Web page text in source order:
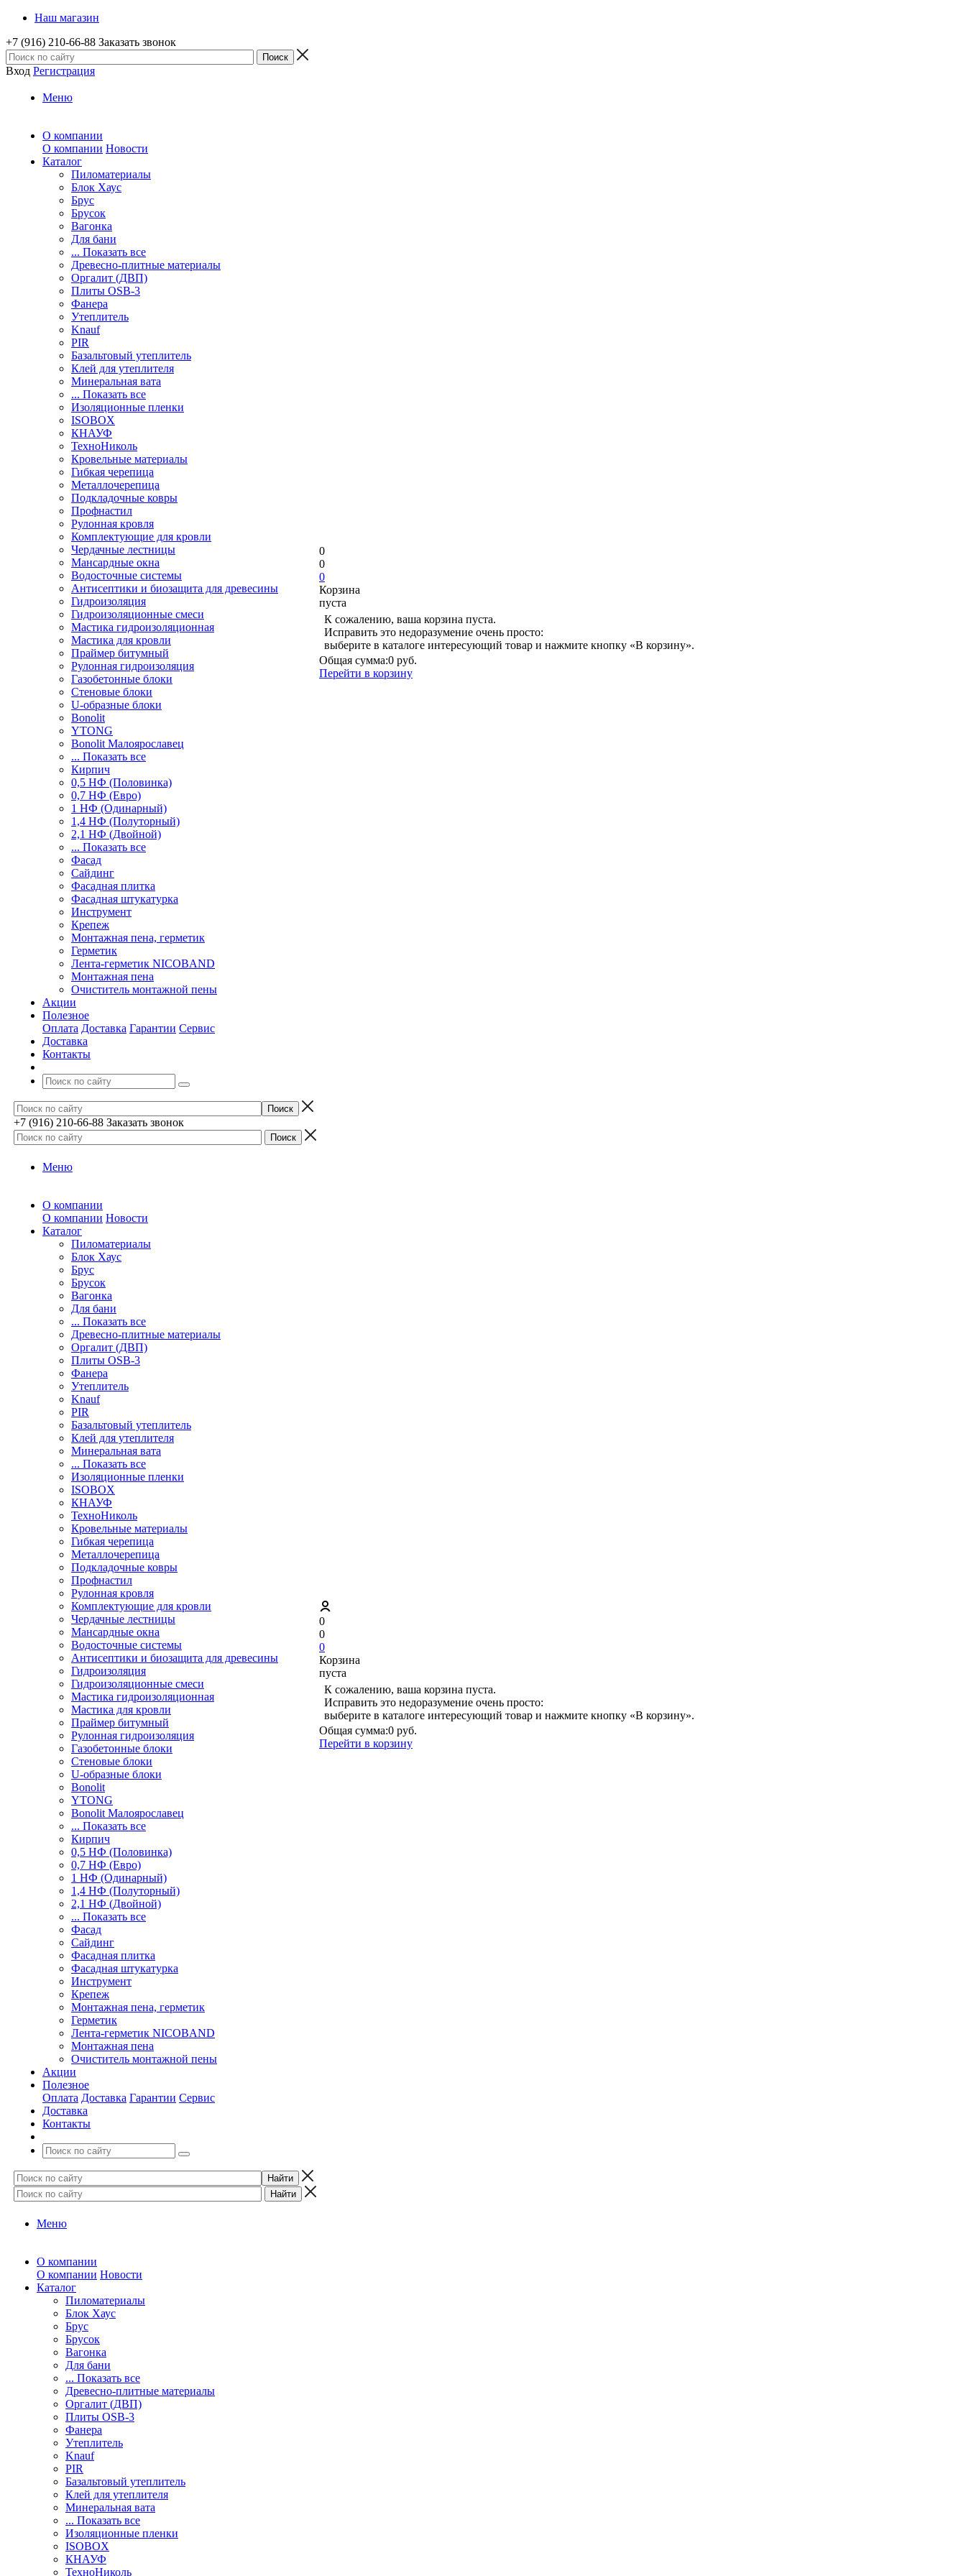
Наш магазин
+7 (916) 210-66-88 Заказать звонок
Вход Регистрация
Меню
О компании
О компании Новости
Каталог
Пиломатериалы
Блок Хаус
Брус
Брусок
Вагонка
Для бани
... Показать все
Древесно-плитные материалы
Оргалит (ДВП)
Плиты OSB-3
Фанера
Утеплитель
Knauf
PIR
Базальтовый утеплитель
Клей для утеплителя
Минеральная вата
... Показать все
Изоляционные пленки
ISOBOX
КНАУФ
ТехноНиколь
Кровельные материалы
Гибкая черепица
Металлочерепица
Подкладочные ковры
Профнастил
Рулонная кровля
Комплектующие для кровли
Чердачные лестницы
Мансардные окна
Водосточные системы
Антисептики и биозащита для древесины
Гидроизоляция
Гидроизоляционные смеси
Мастика гидроизоляционная
Мастика для кровли
Праймер битумный
Рулонная гидроизоляция
Газобетонные блоки
Стеновые блоки
U-образные блоки
Bonolit
YTONG
Bonolit Малоярославец
... Показать все
Кирпич
0,5 НФ (Половинка)
0,7 НФ (Евро)
1 НФ (Одинарный)
1,4 НФ (Полуторный)
2,1 НФ (Двойной)
... Показать все
Фасад
Сайдинг
Фасадная плитка
Фасадная штукатурка
Инструмент
Крепеж
Монтажная пена, герметик
Герметик
Лента-герметик NICOBAND
Монтажная пена
Очиститель монтажной пены
Акции
Полезное
Оплата Доставка Гарантии Сервис
Доставка
Контакты
+7 (916) 210-66-88 Заказать звонок
0
0
0
Корзина
пуста
К сожалению, ваша корзина пуста.
Исправить это недоразумение очень просто:
выберите в каталоге интересующий товар и нажмите кнопку «В корзину».
Общая сумма:0 руб.
Перейти в корзину
Меню
О компании
О компании Новости
Каталог
Пиломатериалы
Блок Хаус
Брус
Брусок
Вагонка
Для бани
... Показать все
Древесно-плитные материалы
Оргалит (ДВП)
Плиты OSB-3
Фанера
Утеплитель
Knauf
PIR
Базальтовый утеплитель
Клей для утеплителя
Минеральная вата
... Показать все
Изоляционные пленки
ISOBOX
КНАУФ
ТехноНиколь
Кровельные материалы
Гибкая черепица
Металлочерепица
Подкладочные ковры
Профнастил
Рулонная кровля
Комплектующие для кровли
Чердачные лестницы
Мансардные окна
Водосточные системы
Антисептики и биозащита для древесины
Гидроизоляция
Гидроизоляционные смеси
Мастика гидроизоляционная
Мастика для кровли
Праймер битумный
Рулонная гидроизоляция
Газобетонные блоки
Стеновые блоки
U-образные блоки
Bonolit
YTONG
Bonolit Малоярославец
... Показать все
Кирпич
0,5 НФ (Половинка)
0,7 НФ (Евро)
1 НФ (Одинарный)
1,4 НФ (Полуторный)
2,1 НФ (Двойной)
... Показать все
Фасад
Сайдинг
Фасадная плитка
Фасадная штукатурка
Инструмент
Крепеж
Монтажная пена, герметик
Герметик
Лента-герметик NICOBAND
Монтажная пена
Очиститель монтажной пены
Акции
Полезное
Оплата Доставка Гарантии Сервис
Доставка
Контакты
0
0
0
Корзина
пуста
К сожалению, ваша корзина пуста.
Исправить это недоразумение очень просто:
выберите в каталоге интересующий товар и нажмите кнопку «В корзину».
Общая сумма:0 руб.
Перейти в корзину
Меню
О компании
О компании Новости
Каталог
Пиломатериалы
Блок Хаус
Брус
Брусок
Вагонка
Для бани
... Показать все
Древесно-плитные материалы
Оргалит (ДВП)
Плиты OSB-3
Фанера
Утеплитель
Knauf
PIR
Базальтовый утеплитель
Клей для утеплителя
Минеральная вата
... Показать все
Изоляционные пленки
ISOBOX
КНАУФ
ТехноНиколь